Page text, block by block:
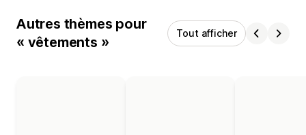
Autres thèmes pour
« vêtements »
Tout afficher